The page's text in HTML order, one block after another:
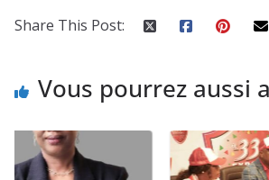
Share This Post:
Vous pourrez aussi